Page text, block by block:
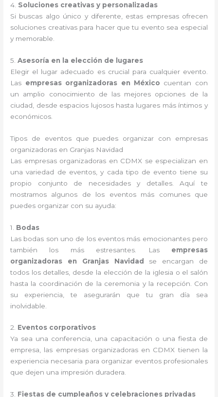
4. Soluciones creativas y personalizadas
Si buscas algo único y diferente, estas empresas ofrecen
soluciones creativas para hacer que tu evento sea especial
y memorable.
5.Asesoría en la elección de lugares
Elegir el lugar adecuado es crucial para cualquier evento.
Las empresas organizadoras en México cuentan con
un amplio conocimiento de las mejores opciones de la
ciudad, desde espacios lujosos hasta lugares más íntimos y
económicos.
Tipos de eventos que puedes organizar con empresas
organizadoras en Granjas Navidad
Las empresas organizadoras en CDMX se especializan en
una variedad de eventos, y cada tipo de evento tiene su
propio conjunto de necesidades y detalles. Aquí te
mostramos algunos de los eventos más comunes que
puedes organizar con su ayuda:
1. Bodas
Las bodas son uno de los eventos más emocionantes pero
también los más estresantes. Las empresas
organizadoras en Granjas Navidad se encargan de
todos los detalles, desde la elección de la iglesia o el salón
hasta la coordinación de la ceremonia y la recepción. Con
su experiencia, te asegurarán que tu gran día sea
inolvidable.
2. Eventos corporativos
Ya sea una conferencia, una capacitación o una fiesta de
empresa, las empresas organizadoras en CDMX tienen la
experiencia necesaria para organizar eventos profesionales
que dejen una impresión duradera.
3. Fiestas de cumpleaños y celebraciones privadas